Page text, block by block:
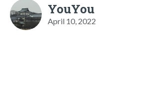
YouYou
April 10, 2022